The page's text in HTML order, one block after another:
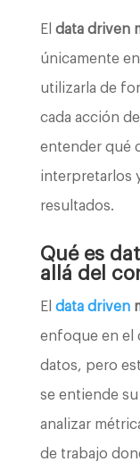
El data driven
únicamente
utilizarla de
cada acción
entender qué
interpretarlos
resultados.
Qué es
allá del
El data driven
enfoque en el
datos, pero
se entiende
analizar
de trabajo